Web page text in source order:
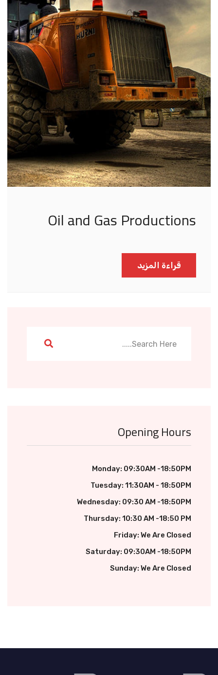
Opening Hours
Monday: 09:30AM -18:50PM
Tuesday: 11:30AM - 18:50PM
Wednesday: 09:30 AM -18:50PM
Thursday: 10:30 AM -18:50 PM
Friday: We Are Closed
Saturday: 09:30AM -18:50PM
Sunday: We Are Closed
Oil and Gas Productions
قراءة المزيد